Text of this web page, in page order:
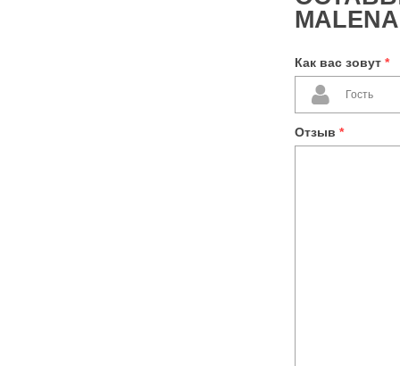
Как вас зовут *
Отзыв *